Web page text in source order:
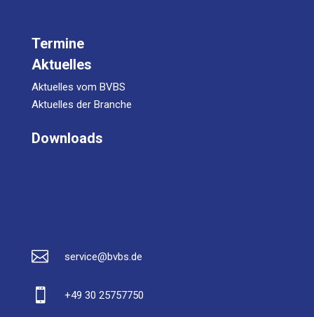
Termine
Aktuelles
Aktuelles vom BVBS
Aktuelles der Branche
Downloads
 service@bvbs.de
 +49 30 25757750